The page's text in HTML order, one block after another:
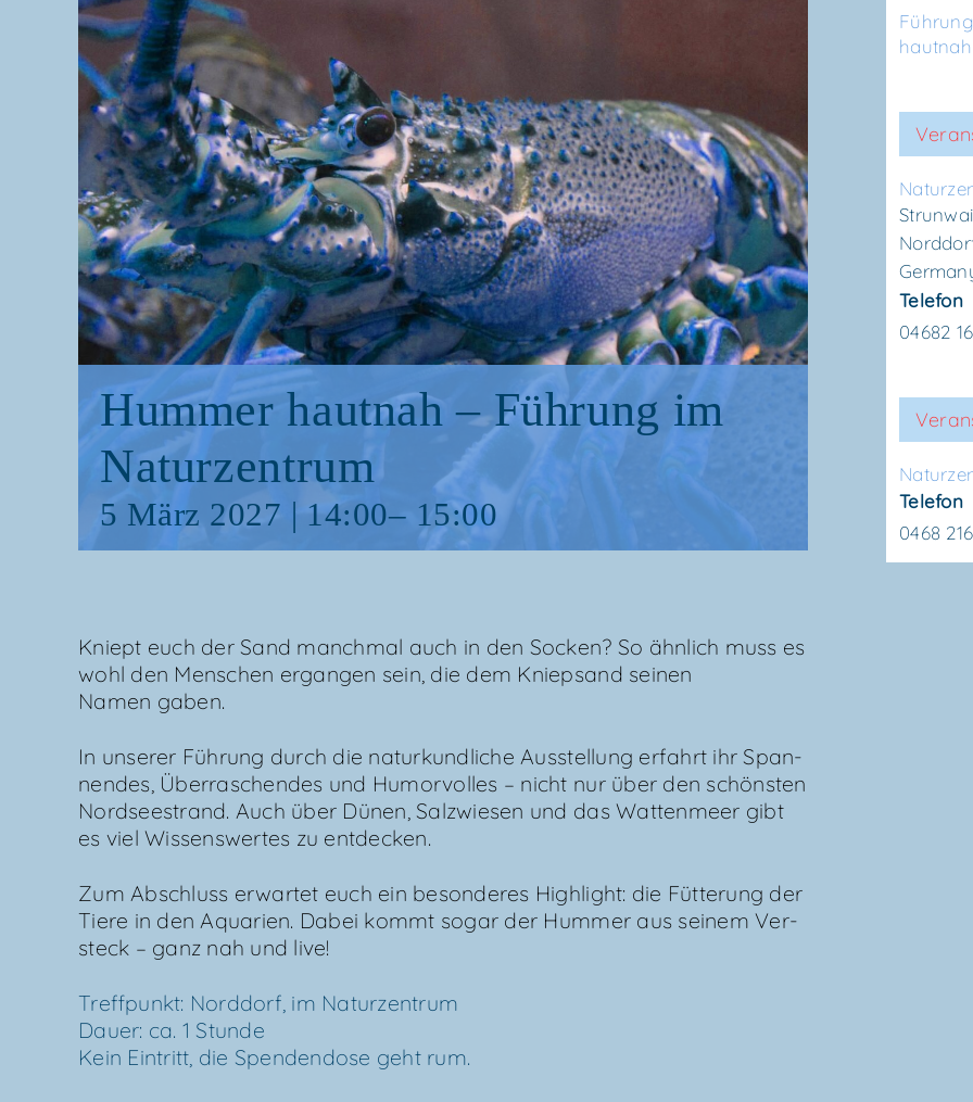
Hum­mer haut­nah – Füh­rung im
Naturzentrum
5 März 2027 | 14:00– 15:00
Kniept euch der Sand manch­mal auch in den Socken? So ähn­lich muss es
wohl den Men­schen ergan­gen sein, die dem Kniep­sand sei­nen
Namen gaben.
In unse­rer Füh­rung durch die natur­kund­li­che Aus­stel­lung erfahrt ihr Span­
nen­des, Über­ra­schen­des und Humor­vol­les – nicht nur über den schöns­ten
Nord­see­strand. Auch über Dünen, Salz­wie­sen und das Wat­ten­meer gibt
es viel Wis­sens­wer­tes zu entdecken.
Zum Abschluss erwar­tet euch ein beson­de­res High­light: die Füt­te­rung der
Tie­re in den Aqua­ri­en. Dabei kommt sogar der Hum­mer aus sei­nem Ver­
steck – ganz nah und live!
Treff­punkt: Nord­dorf, im Natur­zen­trum
Dau­er: ca. 1 Stun­de
Kein Ein­tritt, die Spen­den­do­se geht rum.
hautnah
Telefon
04682
Telefon
0468